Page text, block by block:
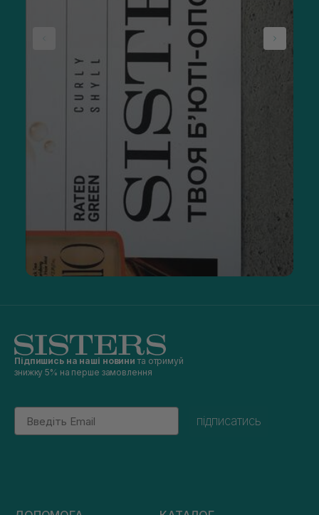
Підпишись на наші новини та отримуй
знижку 5% на перше замовлення
Email
підписатись